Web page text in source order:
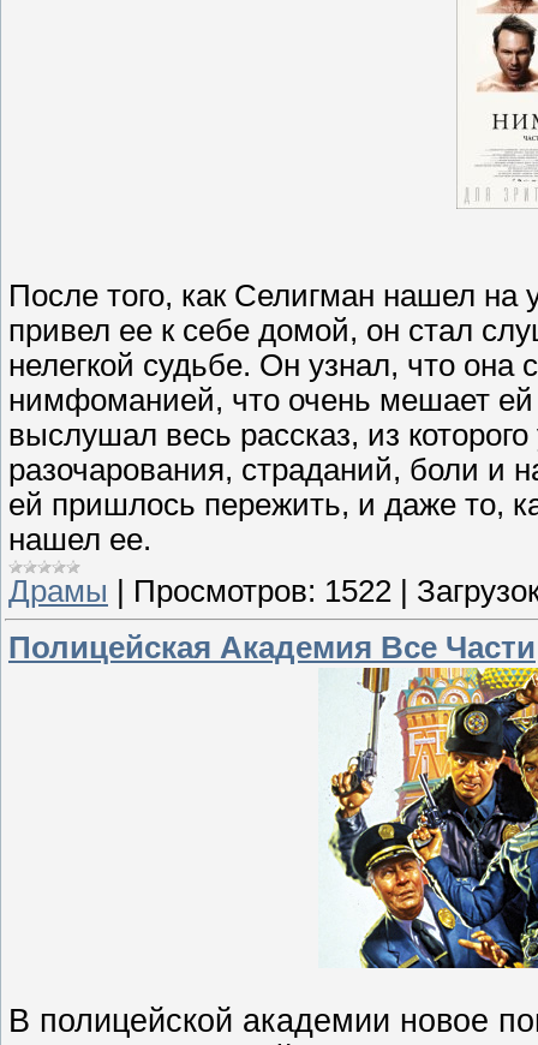
После того, как Селигман нашел
привел ее к себе домой, он стал
нелегкой судьбе. Он узнал, что
нимфоманией, что очень мешает
выслушал весь рассказ, из
разочарования, страданий, боли и
ей пришлось пережить, и даже то,
нашел ее.
Драмы | Просмотров: 1522 |
Полицейская Академия Все Части
В полицейской академии новое